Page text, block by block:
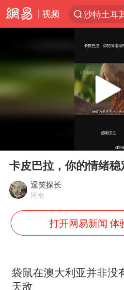
视频
秋天的第
Play
卡皮巴拉，你的情绪稳
逗笑探长
河南
打开网易新闻 体
袋鼠在澳大利亚并非没
天敌